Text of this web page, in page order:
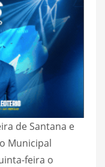
de Santana e
Municipal
feira o